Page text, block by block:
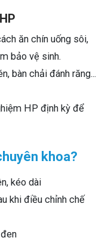
ăn chín uống sôi,
bảo vệ sinh.
bàn chải đánh răng...
HP định kỳ để
khoa?
kéo dài
khi điều chỉnh chế